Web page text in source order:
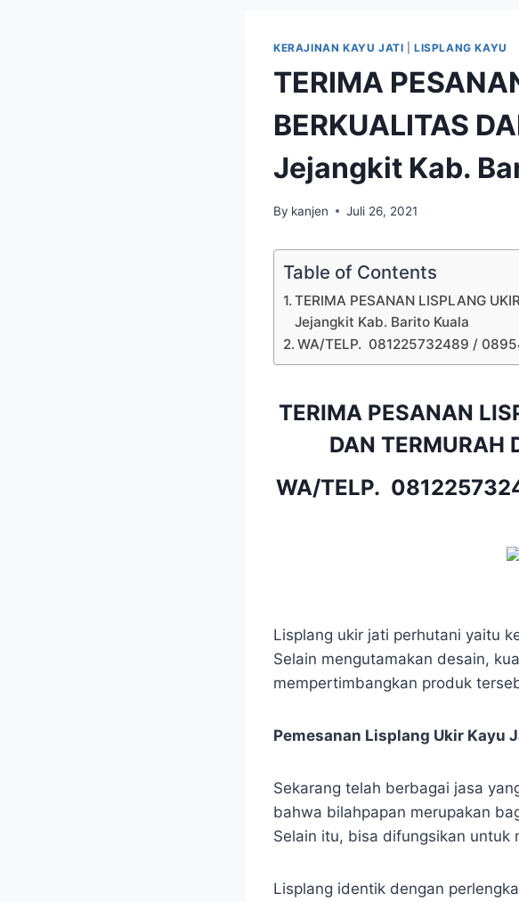
KERAJINAN KAYU JATI |LISPLANG KAYU
TERIMA
BERKUALITAS
Jejangkit Kab.
By kanjen Juli 26, 2021
Table of Contents
TERIMA PESANAN LISPLANG
Jejangkit Kab. Barito Kuala
WA/TELP. 081225732489 /
TERIMA PESANAN
DAN
WA/TELP.
Lisplang ukir jati perhutani yaitu
Selain mengutamakan desain,
mempertimbangkan produk
Pemesanan Lisplang Ukir Kayu
Sekarang telah berbagai jasa
bahwa bilahpapan merupakan
Selain itu, bisa difungsikan untuk
Lisplang identik dengan